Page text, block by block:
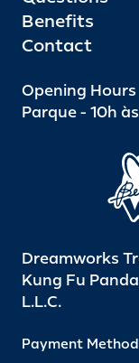
Benefits
Contact
Opening Hours
Parque - 10h
Dreamworks
Kung Fu
L.L.C.
Payment